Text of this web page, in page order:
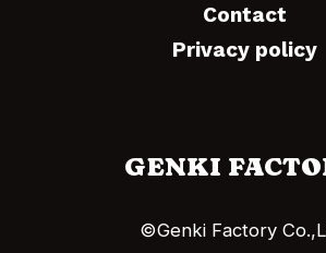
Contact
Privacy policy
GENKI
©Genki Factory